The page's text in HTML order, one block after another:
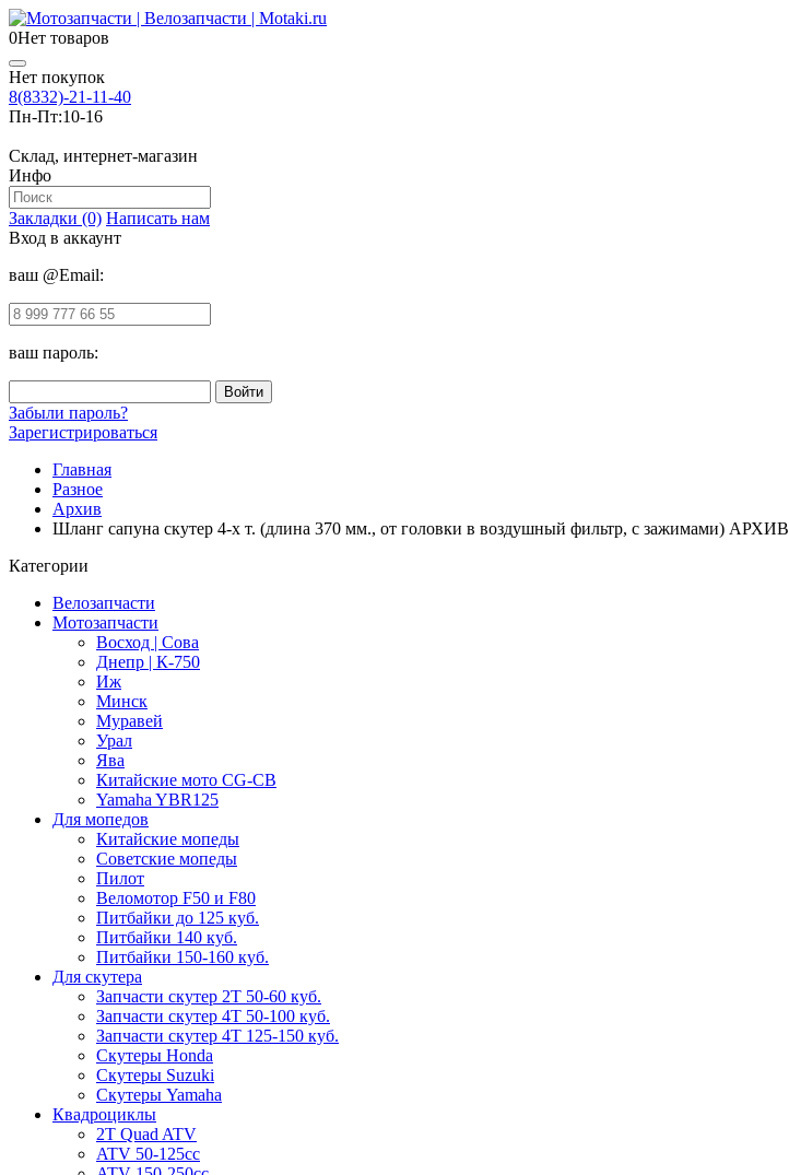
0Нет товаров
Нет покупок
8(8332)-21-11-40
Пн-Пт:10-16
Склад, интернет-магазин
Инфо
Закладки (0) Написать нам
Вход в аккаунт
ваш @Email:
ваш пароль:
Забыли пароль?
Зарегистрироваться
Главная
Разное
Архив
Шланг сапуна скутер 4-х т. (длина 370 мм., от головки в воздушный фильтр, с зажимами) АРХИВ
Категории
Велозапчасти
Мотозапчасти
Восход | Сова
Днепр | К-750
Иж
Минск
Муравей
Урал
Ява
Китайские мото CG-CB
Yamaha YBR125
Для мопедов
Китайские мопеды
Советские мопеды
Пилот
Веломотор F50 и F80
Питбайки до 125 куб.
Питбайки 140 куб.
Питбайки 150-160 куб.
Для скутера
Запчасти скутер 2Т 50-60 куб.
Запчасти скутер 4Т 50-100 куб.
Запчасти скутер 4Т 125-150 куб.
Скутеры Honda
Скутеры Suzuki
Скутеры Yamaha
Квадроциклы
2T Quad ATV
ATV 50-125cc